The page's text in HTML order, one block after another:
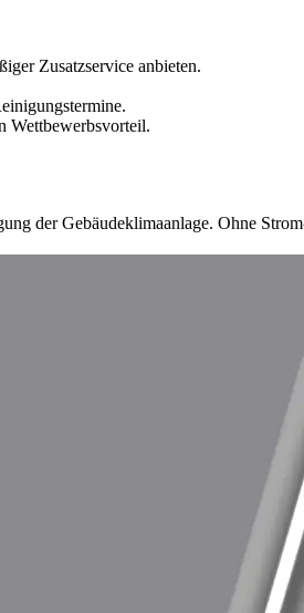
Zusatzservice anbieten.
Wettbewerbsvorteil.
der Gebäudeklimaanlage. Ohne